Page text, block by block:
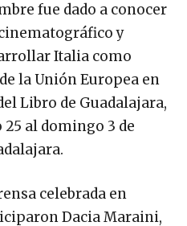
fue dado a conocer
y
Italia como
la Unión Europea en
Libro de Guadalajara,
25 al domingo 3 de
celebrada en
Dacia Maraini,